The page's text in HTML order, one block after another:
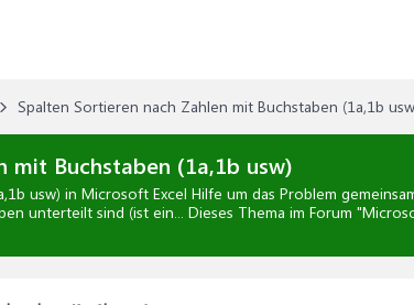
Spalten Sortieren nach Zahlen mit Buchstaben (1a,1b
mit Buchstaben (1a,1b usw)
usw) in Microsoft Excel Hilfe um das Problem
unterteilt sind (ist ein... Dieses Thema im Forum "